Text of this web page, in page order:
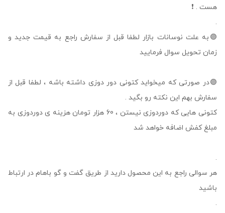
هست . ❗
.
🟣به علت نوسانات بازار لطفا قبل از سفارش راجع به قیمت جدید و
زمان تحویل سوال فرمایید
🟣در صورتی که میخواید کتونی دور دوزی داشته باشه ، لطفا قبل از
سفارش بهم این نکته رو بگید .
کتونی هایی که دوردوزی نیستن ، 60 هزار تومان هزینه ی دوردوزی به
مبلغ کفش اضافه خواهد شد
.
هر سوالی راجع به این محصول دارید از طریق گفت و گو باهام در ارتباط
باشید
.